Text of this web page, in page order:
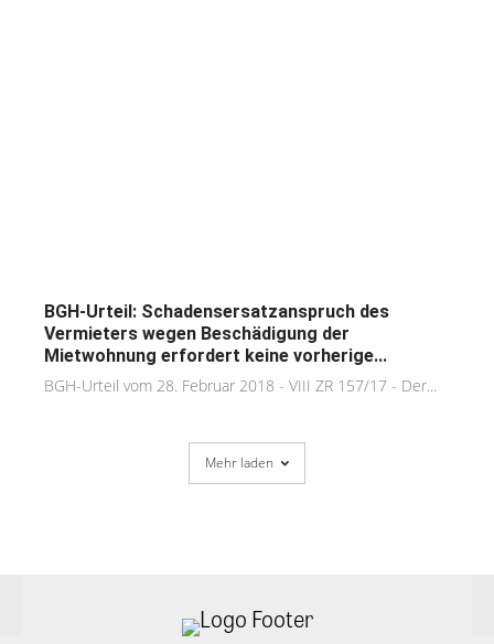
BGH-Urteil: Schadensersatzanspruch des
Vermieters wegen Beschädigung der
Mietwohnung erfordert keine vorherige...
BGH-Urteil vom 28. Februar 2018 - VIII ZR 157/17 - Der...
Mehr laden